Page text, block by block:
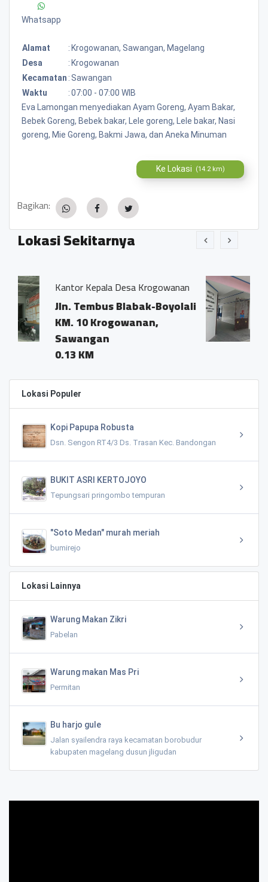
Whatsapp
Alamat : Krogowanan, Sawangan, Magelang
Desa
: Krogowanan
Kecamatan : Sawangan
Waktu
:07:00 - 07:00 WIB
Eva Lamongan menyediakan Ayam Goreng, Ayam Bakar,
Bebek Goreng, Bebek bakar, Lele goreng, Lele bakar, Nasi
goreng, Mie Goreng, Bakmi Jawa, dan Aneka Minuman
Ke Lokasi (14.2 km)
Bagikan:
Lokasi Sekitarnya
Desa Krogowanan
Blabak-Boyolali
TKK - SDK Santa
Krogowanan,
Magelang
0.07 KM
Lokasi Populer
Kopi Papupa Robusta
Dsn. Sengon RT4/3 Ds. Trasan Kec. Bandongan
BUKIT ASRI KERTOJOYO
Tepungsari pringombo tempuran
"Soto Medan" murah meriah
bumirejo
Lokasi Lainnya
Warung Makan Zikri
Pabelan
Warung makan Mas Pri
Permitan
Bu harjo gule
Jalan syailendra raya kecamatan borobudur
kabupaten magelang dusun jligudan